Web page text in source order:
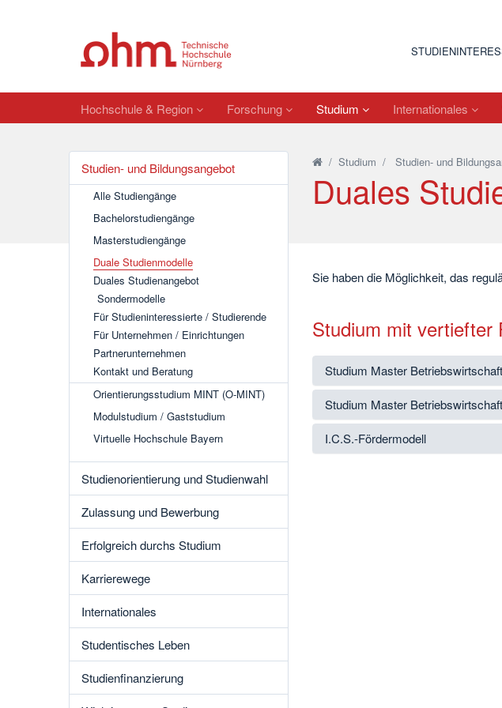
Hochschule & Region Forschung Studium Internationales
Studien- und Bildungsangebot
Alle Studiengänge
Bachelorstudiengänge
Masterstudiengänge
Duale Studienmodelle
Duales Studienangebot
Sondermodelle
Für Studieninteressierte / Studierende
Für Unternehmen / Einrichtungen
Partnerunternehmen
Kontakt und Beratung
Orientierungsstudium MINT (O-MINT)
Modulstudium / Gaststudium
Virtuelle Hochschule Bayern
Studienorientierung und Studienwahl
Zulassung und Bewerbung
Erfolgreich durchs Studium
Karrierewege
Internationales
Studentisches Leben
Studienfinanzierung
/ Studium / Studien- und
Duales
Sie haben die Möglichkeit, das
Studium mit vertiefter
Studium Master
Studium Master
I.C.S.-Fördermodell